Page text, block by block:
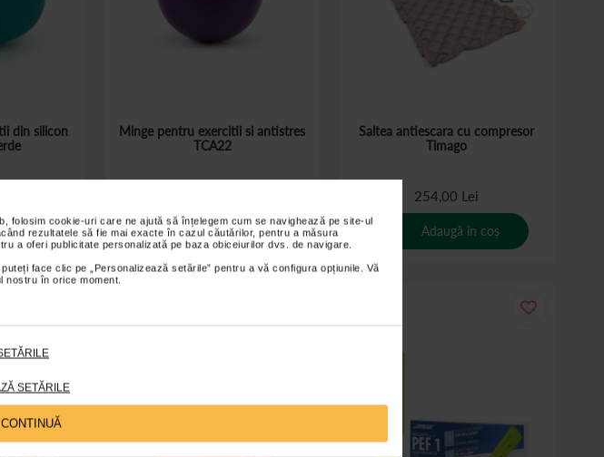
folosim cookie-uri care ne ajută să înțelegem cum se navighează pe site-ul
rezultatele să fie mai exacte în cazul căutărilor, pentru a măsura
a oferi publicitate personalizată pe baza obiceiurilor dvs. de navigare.
face clic pe „Personalizează setările” pentru a vă configura opțiunile. Vă
nostru în orice moment.
SETĂRILE
din silicon
coș
Minge pentru exercitii si antistres
TCA22
Adaugă în coș
Saltea antiescara cu compresor
Timago
254,00 Lei
Adaugă în coș